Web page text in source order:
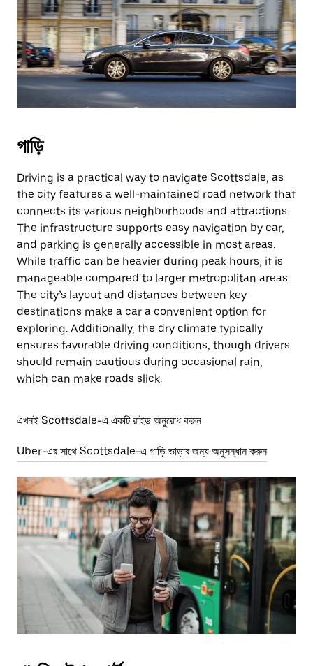
গাড়ি
Driving is a practical way to navigate Scottsdale, as
the city features a well-maintained road network that
connects its various neighborhoods and attractions.
The infrastructure supports easy navigation by car,
and parking is generally accessible in most areas.
While traffic can be heavier during peak hours, it is
manageable compared to larger metropolitan areas.
The city’s layout and distances between key
destinations make a car a convenient option for
exploring. Additionally, the dry climate typically
ensures favorable driving conditions, though drivers
should remain cautious during occasional rain,
which can make roads slick.
এখনই Scottsdale-এ একটি রাইড অনুরোধ করুন
Uber-এর সাথে Scottsdale-এ গাড়ি ভাড়ার জন্য অনুসন্ধান করুন